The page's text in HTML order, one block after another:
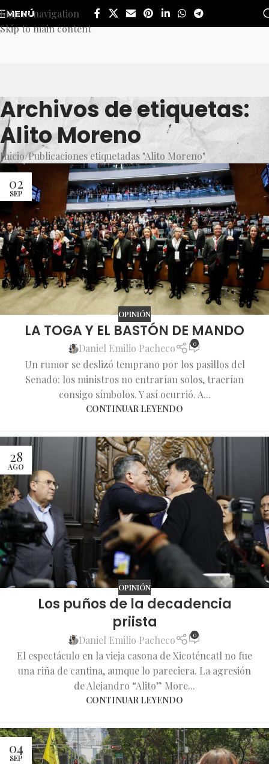
Skip to navigation
Skip to main content
MENÚ
Archivos de etiquetas:
Alito Moreno
Inicio Publicaciones etiquetadas "Alito Moreno"
02
SEP
OPINIÓN
LA TOGA Y EL BASTÓN DE MANDO
Daniel Emilio Pacheco 0
Un rumor se deslizó temprano por los pasillos del
Senado: los ministros no entrarían solos, traerían
consigo símbolos. Y así ocurrió. A...
CONTINUAR LEYENDO
28
AGO
OPINIÓN
Los puños de la decadencia
priista
Daniel Emilio Pacheco 0
El espectáculo en la vieja casona de Xicoténcatl no fue
una riña de cantina, aunque lo pareciera. La agresión
de Alejandro “Alito” More...
CONTINUAR LEYENDO
04
SEP